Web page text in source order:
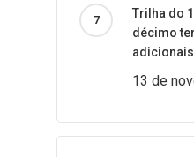
Trilha do
décimo
13 de